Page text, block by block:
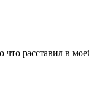
расставил в